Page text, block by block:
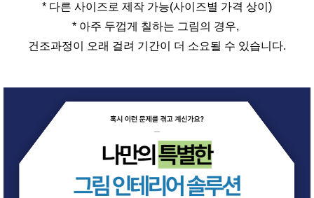
* 다른 사이즈로 제작 가능(사이즈별 가격 상이)
* 아주 두껍게 칠하는 그림의 경우,
건조과정이 오래 걸려 기간이 더 소요될 수 있습니다.